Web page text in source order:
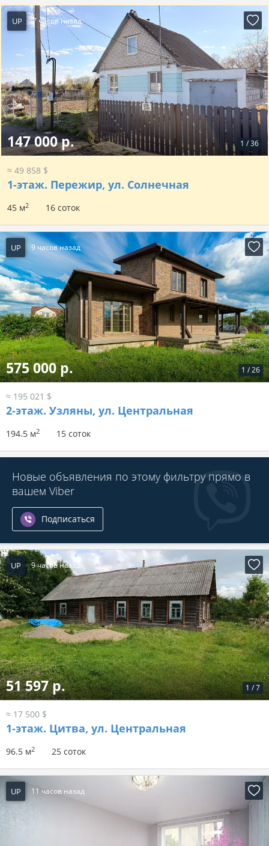
UP 7 часов назад
1 /36
147 000 р.
≈ 49 858 $
1-этаж. Пережир, ул. Солнечная
45 м2 16 соток
UP 9 часов назад
1 /26
575 000 р.
≈ 195 021 $
2-этаж. Узляны, ул. Центральная
194.5 м2 15 соток
Новые объявления по этому фильтру прямо в
вашем Viber
Подписаться
UP 9 часов назад
1 /7
51 597 р.
≈ 17 500 $
1-этаж. Цитва, ул. Центральная
96.5 м2 25 соток
UP 11 часов назад